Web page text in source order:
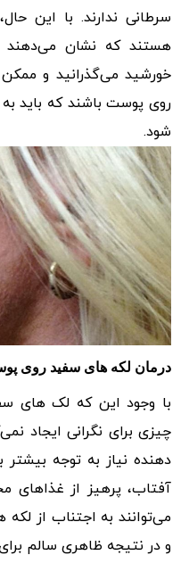
سرطانی ندارند. با این
هستند که نشان می‌دهند
خورشید می‌گذرانید و
روی پوست باشند که باید
شود.
درمان لکه های سفید روی
با وجود این که لک های
چیزی برای نگرانی ایجاد
دهنده نیاز به توجه
آفتاب، پرهیز از غذاهای
می‌توانند به اجتناب از
و در نتیجه ظاهری سالم